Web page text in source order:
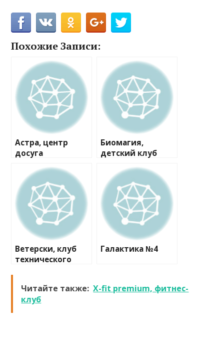
Похожие Записи:
Астра, центр
досуга
Биомагия,
детский клуб
Ветерски, клуб
технического
Галактика №4
Читайте также: X-fit premium, фитнес-
клуб